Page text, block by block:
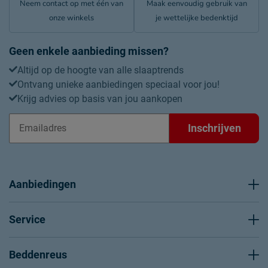
Neem contact op met één van
onze winkels
Maak eenvoudig gebruik van
je wettelijke bedenktijd
Geen enkele aanbieding missen?
Altijd op de hoogte van alle slaaptrends
Ontvang unieke aanbiedingen speciaal voor jou!
Krijg advies op basis van jou aankopen
Inschrijven
Aanbiedingen
Service
Beddenreus